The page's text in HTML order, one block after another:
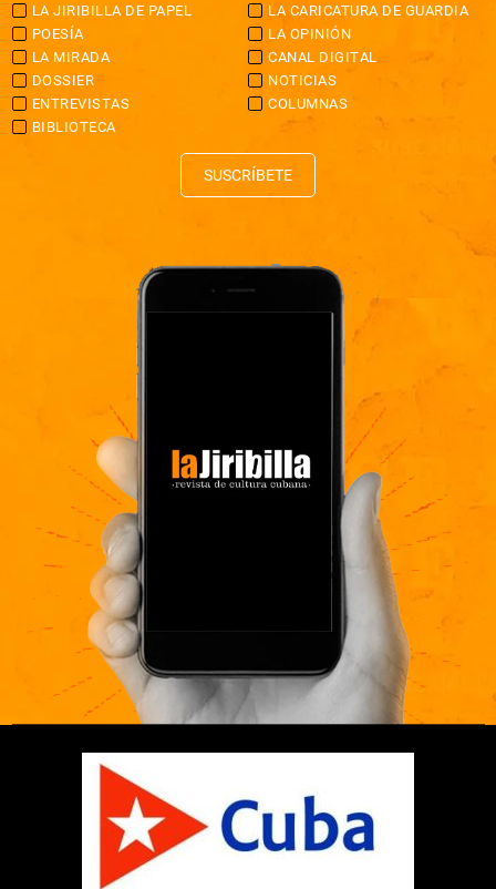
LA JIRIBILLA DE PAPEL
LA CARICATURA DE GUARDIA
POESÍA
LA OPINIÓN
LA MIRADA
CANAL DIGITAL
DOSSIER
NOTICIAS
ENTREVISTAS
COLUMNAS
BIBLIOTECA
SUSCRÍBETE